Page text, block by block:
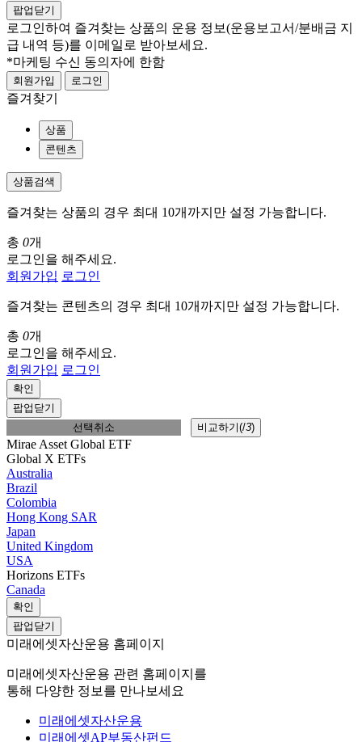
팝업닫기
로그인하여 즐겨찾는 상품의 운용 정보(운용보고서/분배금 지
급 내역 등)를 이메일로 받아보세요.
*마케팅 수신 동의자에 한함
회원가입 로그인
즐겨찾기
상품
콘텐츠
상품검색
즐겨찾는 상품의 경우 최대 10개까지만 설정 가능합니다.
총 0개
로그인을 해주세요.
회원가입 로그인
즐겨찾는 콘텐츠의 경우 최대 10개까지만 설정 가능합니다.
총 0개
로그인을 해주세요.
회원가입 로그인
확인
팝업닫기
선택취소
비교하기(/3)
Mirae Asset Global ETF
Global X ETFs
Australia
Brazil
Colombia
Hong Kong SAR
Japan
United Kingdom
USA
Horizons ETFs
Canada
확인
팝업닫기
미래에셋자산운용 홈페이지
미래에셋자산운용 관련 홈페이지를
통해 다양한 정보를 만나보세요
미래에셋자산운용
미래에셋AP부동산펀드